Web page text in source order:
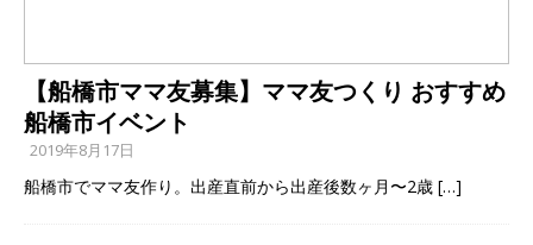
【船橋市ママ友募集】ママ友つくり おすすめ
船橋市イベント
2019年8月17日
船橋市でママ友作り。出産直前から出産後数ヶ月〜2歳 […]